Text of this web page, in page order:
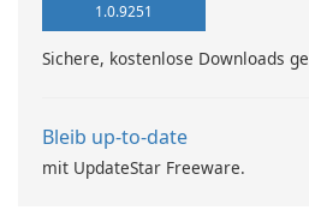
1.0.9251
Sichere, kostenlose Downloads
Bleib up-to-date
mit UpdateStar Freeware.